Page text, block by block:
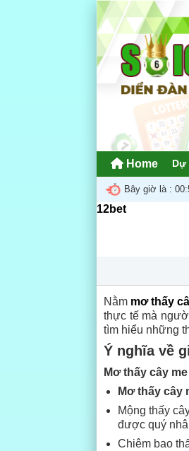
Home Dự
Bây giờ là :
12bet
Nằm mơ thấy
thực tế mà
tìm hiểu những
Ý nghĩa về
Mơ thấy cây me
Mơ thấy cây
Mộng thấy
được quý
Chiêm bao